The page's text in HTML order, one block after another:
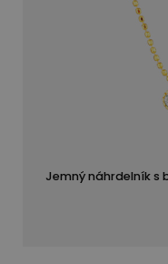
Jemný náhrdelník s